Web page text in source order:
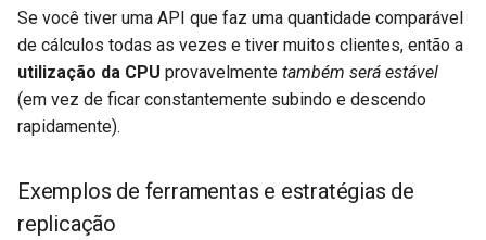
Se você tiver uma API que faz uma quantidade comparável
de cálculos todas as vezes e tiver muitos clientes, então a
utilização da CPU provavelmente também será estável
(em vez de ficar constantemente subindo e descendo
rapidamente).
Exemplos de ferramentas e estratégias de
replicação